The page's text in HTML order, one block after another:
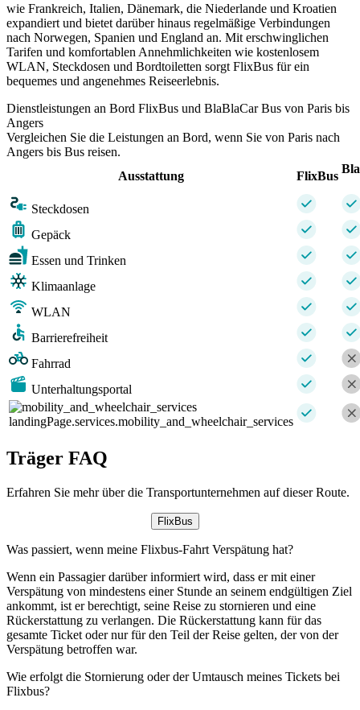
wie Frankreich, Italien, Dänemark, die Niederlande und Kroatien
expandiert und bietet darüber hinaus regelmäßige Verbindungen
nach Norwegen, Spanien und England an. Mit erschwinglichen
Tarifen und komfortablen Annehmlichkeiten wie kostenlosem
WLAN, Steckdosen und Bordtoiletten sorgt FlixBus für ein
bequemes und angenehmes Reiseerlebnis.
Dienstleistungen an Bord FlixBus und BlaBlaCar Bus von Paris bis
Angers
Vergleichen Sie die Leistungen an Bord, wenn Sie von Paris nach
Angers bis Bus reisen.
Ausstattung
FlixBus
Steckdosen
Gepäck
Essen und Trinken
Klimaanlage
WLAN
Barrierefreiheit
Fahrrad
Unterhaltungsportal
landingPage.services.mobility_and_wheelchair_services
Träger FAQ
Erfahren Sie mehr über die Transportunternehmen auf dieser Route.
FlixBus
Was passiert, wenn meine Flixbus-Fahrt Verspätung hat?
Wenn ein Passagier darüber informiert wird, dass er mit einer
Verspätung von mindestens einer Stunde an seinem endgültigen Ziel
ankommt, ist er berechtigt, seine Reise zu stornieren und eine
Rückerstattung zu verlangen. Die Rückerstattung kann für das
gesamte Ticket oder nur für den Teil der Reise gelten, der von der
Verspätung betroffen war.
Wie erfolgt die Stornierung oder der Umtausch meines Tickets bei
Flixbus?